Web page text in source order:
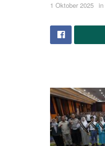
1 Oktober 2025 in